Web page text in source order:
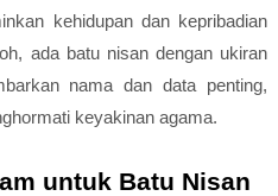
kehidupan dan kepribadian
ada batu nisan dengan ukiran
nama dan data penting,
keyakinan agama.
untuk Batu Nisan